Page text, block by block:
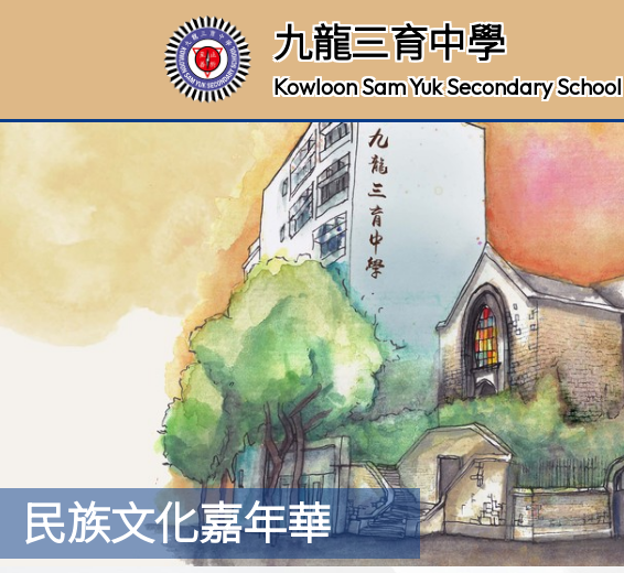
九龍三育中學
Kowloon Sam Yuk Secondary School
民族文化嘉年華